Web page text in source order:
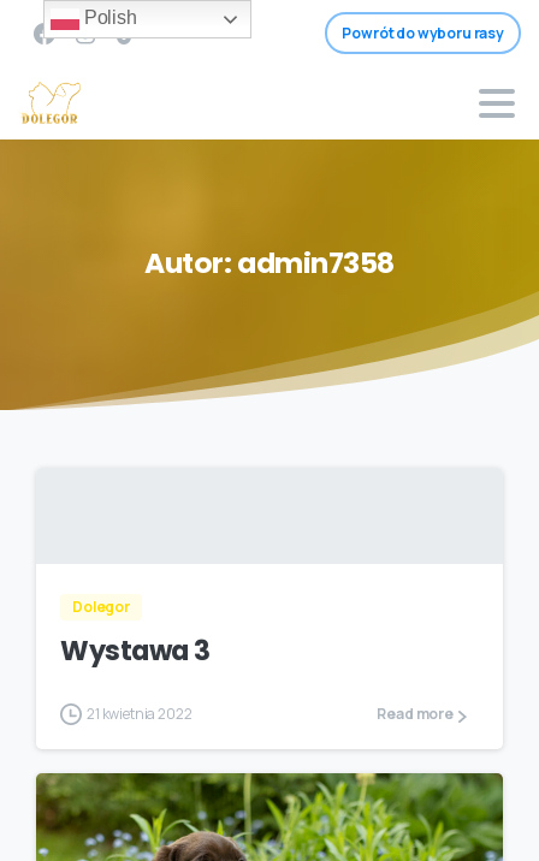
Powrót do wyboru rasy
Autor:admin7358
Dolegor
Wystawa 3
21 kwietnia 2022 Read more
Polish